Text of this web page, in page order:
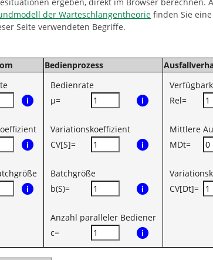
der Warteschlangentheorie finden Sie
Seite verwendeten Begriffe.
Bedienprozess
Bedienrate
μ=
Variationskoeffizient
CV[S]=
Batchgröße
b(S)=
Anzahl paralleler Bediener
c=
Rel=
Mittlere
MDt=
CV[Dt]=